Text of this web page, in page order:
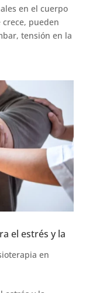
en el cuerpo
pueden
tensión en la
el estrés y la
en